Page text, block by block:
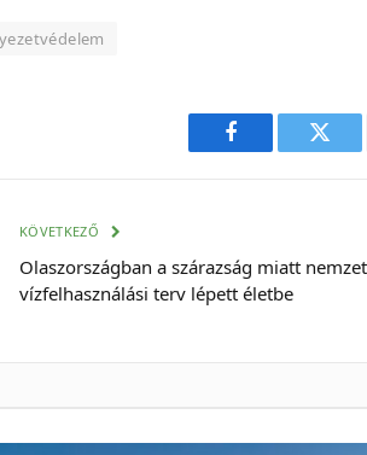
Facebook
KÖVETKEZŐ
Olaszországban a szárazság miatt
vízfelhasználási terv lépett életbe